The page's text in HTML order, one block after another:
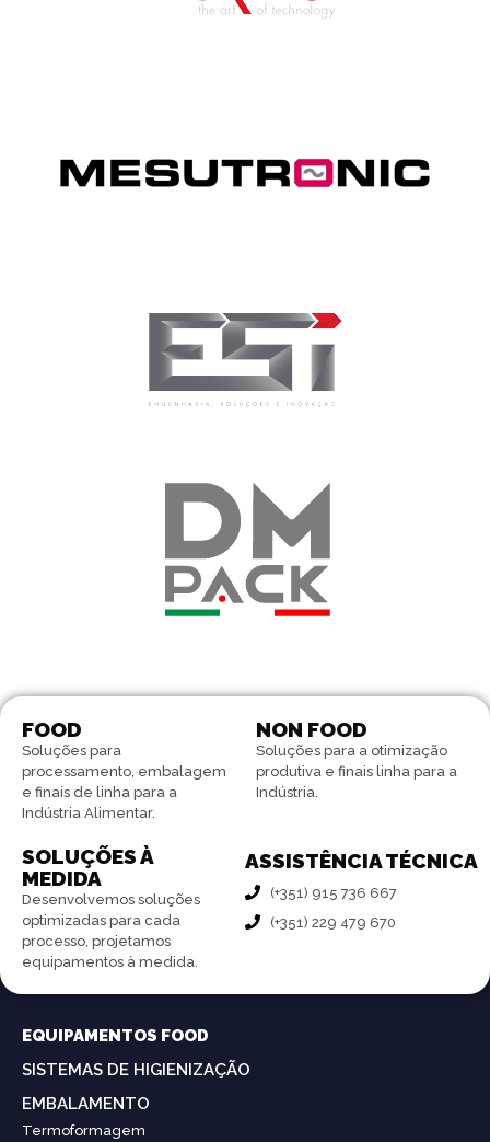
FOOD
Soluções para
processamento, embalagem
e finais de linha para a
Indústria Alimentar.
NON FOOD
Soluções para a otimização
produtiva e finais linha para a
Indústria.
SOLUÇÕES À
MEDIDA
Desenvolvemos soluções
optimizadas para cada
processo, projetamos
equipamentos à medida.
ASSISTÊNCIA TÉCNICA
(+351) 915 736 667
(+351) 229 479 670
EQUIPAMENTOS FOOD
SISTEMAS DE HIGIENIZAÇÃO
EMBALAMENTO
Termoformagem